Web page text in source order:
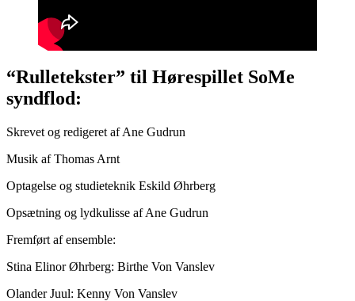
“Rulletekster” til Hørespillet SoMe
syndflod:
Skrevet og redigeret af Ane Gudrun
Musik af Thomas Arnt
Optagelse og studieteknik Eskild Øhrberg
Opsætning og lydkulisse af Ane Gudrun
Fremført af ensemble:
Stina Elinor Øhrberg: Birthe Von Vanslev
Olander Juul: Kenny Von Vanslev